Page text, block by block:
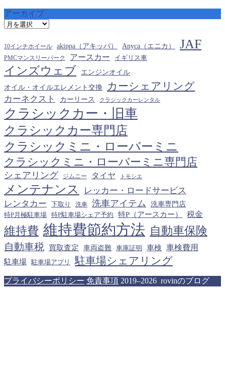
アーカイブ
ア
カ
イ
ブ
10インチホイール akippa（アキッパ） Anyca（エニカ） JAF
PMCマンスリーパーク アースカー イギリス車
インズウェブ エンジンオイル
オイル・オイルエレメント交換 カーシェアリング
カーネクスト カーリース クラシックカーレンタル
クラシックカー・旧車
クラシックカー専門店
クラシックミニ・ローバーミニ
クラシックミニ・ローバーミニ専門店
シェアリング ジムニー タイヤ トモシエ
メンテナンス
レッカー・ロードサービス
レンタカー
下取り 洗車 洗車アイテム
洗車専門店
特P月極駐車場
特P駐車場シェア予約 特P（アースカー） 税金
維持費 維持費節約方法 自動車保険
自動車税 買取査定 車両盗難 車庫証明 車検 車検費用
駐車場 駐車場アプリ 駐車場シェアリング
プライバシーポリシー 免責事項 2019–2026 rovinのブログ